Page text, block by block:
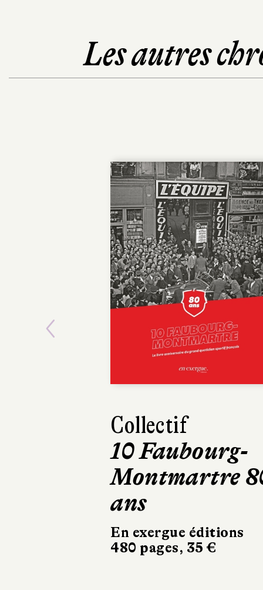
Les autres
Collectif
10 Faubourg-
Montmartre
ans
En exergue éditions
480 pages, 35 €
Maxime
Mourir
fois
Previous